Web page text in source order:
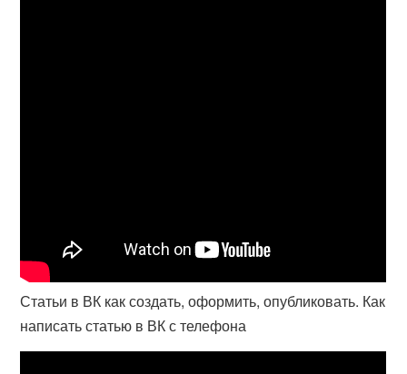
Статьи в ВК как создать, оформить, опубликовать. Как
написать статью в ВК с телефона